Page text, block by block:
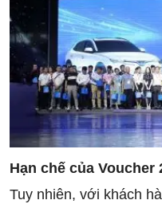
Hạn chế của Voucher
Tuy nhiên, với khách